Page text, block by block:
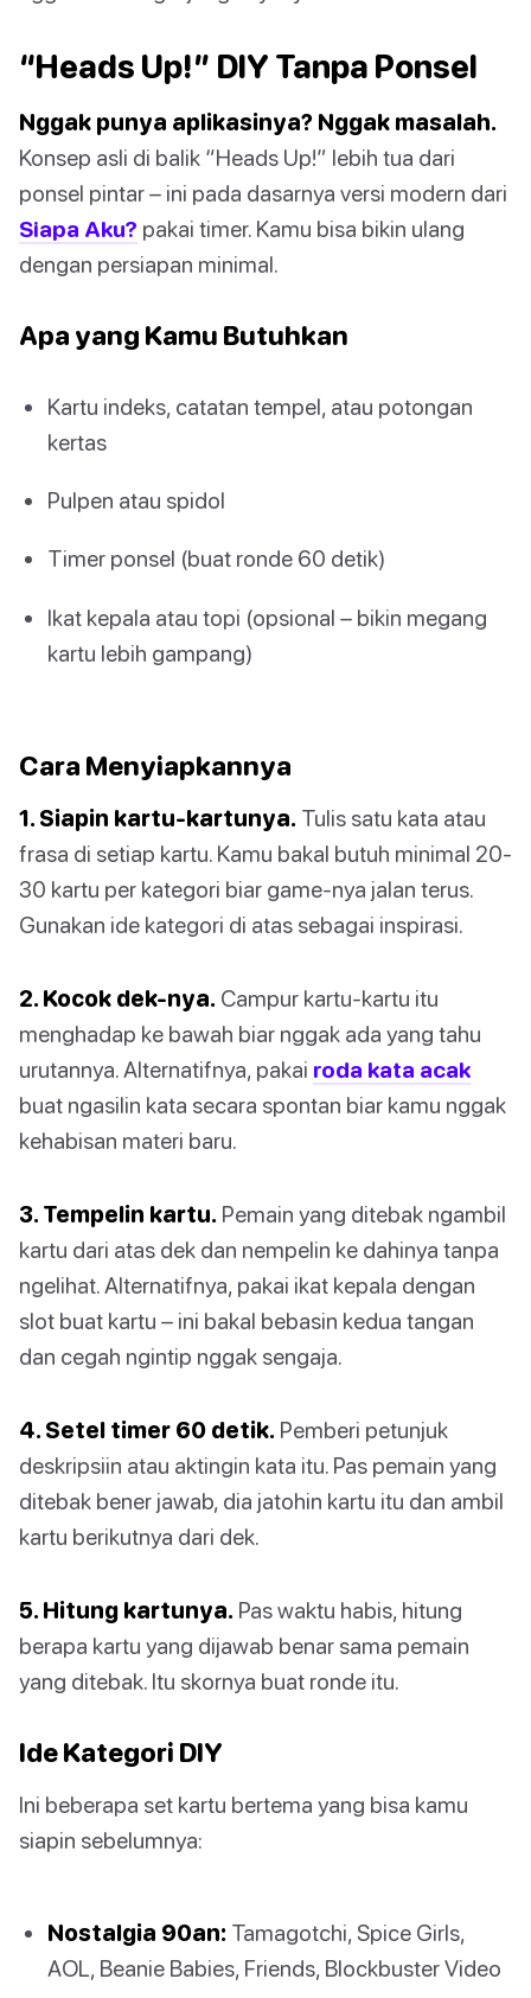
“Heads Up!” DIY Tanpa Ponsel
Nggak punya aplikasinya? Nggak masalah.
Konsep asli di balik “Heads Up!” lebih tua dari
ponsel pintar – ini pada dasarnya versi modern dari
Siapa Aku? pakai timer. Kamu bisa bikin ulang
dengan persiapan minimal.
Apa yang Kamu Butuhkan
Kartu indeks, catatan tempel, atau potongan
kertas
Pulpen atau spidol
Timer ponsel (buat ronde 60 detik)
Ikat kepala atau topi (opsional – bikin megang
kartu lebih gampang)
Cara Menyiapkannya
1. Siapin kartu-kartunya. Tulis satu kata atau
frasa di setiap kartu. Kamu bakal butuh minimal 20-
30 kartu per kategori biar game-nya jalan terus.
Gunakan ide kategori di atas sebagai inspirasi.
2. Kocok dek-nya. Campur kartu-kartu itu
menghadap ke bawah biar nggak ada yang tahu
urutannya. Alternatifnya, pakai roda kata acak
buat ngasilin kata secara spontan biar kamu nggak
kehabisan materi baru.
3. Tempelin kartu. Pemain yang ditebak ngambil
kartu dari atas dek dan nempelin ke dahinya tanpa
ngelihat. Alternatifnya, pakai ikat kepala dengan
slot buat kartu – ini bakal bebasin kedua tangan
dan cegah ngintip nggak sengaja.
4. Setel timer 60 detik. Pemberi petunjuk
deskripsiin atau aktingin kata itu. Pas pemain yang
ditebak bener jawab, dia jatohin kartu itu dan ambil
kartu berikutnya dari dek.
5. Hitung kartunya. Pas waktu habis, hitung
berapa kartu yang dijawab benar sama pemain
yang ditebak. Itu skornya buat ronde itu.
Ide Kategori DIY
Ini beberapa set kartu bertema yang bisa kamu
siapin sebelumnya:
Nostalgia 90an: Tamagotchi, Spice Girls,
AOL, Beanie Babies, Friends, Blockbuster Video